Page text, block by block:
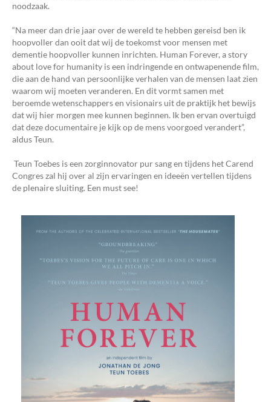
noodzaak.
“Na meer dan drie jaar over de wereld te hebben gereisd ben ik
hoopvoller dan ooit dat wij de toekomst voor mensen met
dementie hoopvoller kunnen inrichten. Human Forever, a story
about love for humanity is een indringende en ontwapenende film,
die aan de hand van persoonlijke verhalen van de mensen laat zien
waarom wij moeten veranderen. En dit vormt samen met
beroemde wetenschappers en visionairs uit de praktijk het bewijs
dat wij hier morgen mee kunnen beginnen. Ik ben ervan overtuigd
dat deze documentaire je kijk op de mens voorgoed verandert”,
aldus Teun.
Teun Toebes is een zorginnovator pur sang en tijdens het Carend
Congres zal hij over al zijn ervaringen en ideeën vertellen tijdens
de plenaire sluiting. Een must see!